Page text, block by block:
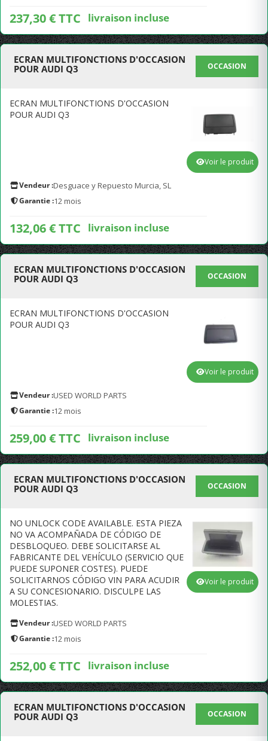
237,30 € TTC livraison incluse
ECRAN MULTIFONCTIONS D'OCCASION
POUR AUDI Q3
OCCASION
ECRAN MULTIFONCTIONS D'OCCASION
POUR AUDI Q3
Vendeur :Desguace y Repuesto Murcia, SL
Garantie :12 mois
132,06 € TTC livraison incluse
Voir le produit
ECRAN MULTIFONCTIONS D'OCCASION
POUR AUDI Q3
OCCASION
ECRAN MULTIFONCTIONS D'OCCASION
POUR AUDI Q3
Vendeur :USED WORLD PARTS
Garantie :12 mois
259,00 € TTC livraison incluse
Voir le produit
ECRAN MULTIFONCTIONS D'OCCASION
POUR AUDI Q3
OCCASION
NO UNLOCK CODE AVAILABLE. ESTA PIEZA
NO VA ACOMPAÑADA DE CÓDIGO DE
DESBLOQUEO. DEBE SOLICITARSE AL
FABRICANTE DEL VEHÍCULO (SERVICIO QUE
PUEDE SUPONER COSTES). PUEDE
SOLICITARNOS CÓDIGO VIN PARA ACUDIR
A SU CONCESIONARIO. DISCULPE LAS
MOLESTIAS.
Vendeur :USED WORLD PARTS
Garantie :12 mois
252,00 € TTC livraison incluse
Voir le produit
ECRAN MULTIFONCTIONS D'OCCASION
POUR AUDI Q3
OCCASION